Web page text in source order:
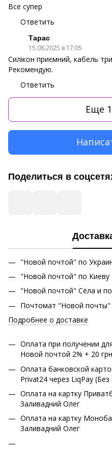
Все супер
Ответить
Тарас
15.08.2025 в 17:05
Силікон приємний, кабель
Рекомендую.
Ответить
Еще
Поделиться в
"Новой почтой" по
"Новой почтой" по Киеву
"Новой почтой" Сёла и
Почтомат "Новой
Подробнее о доставке
Оплата при получении
Новой почтой 2% + 20
Оплата банковской
Privat24 через LiqPay
Оплата на картку
Заливадний Олег
Оплата на картку
Заливадний Олег